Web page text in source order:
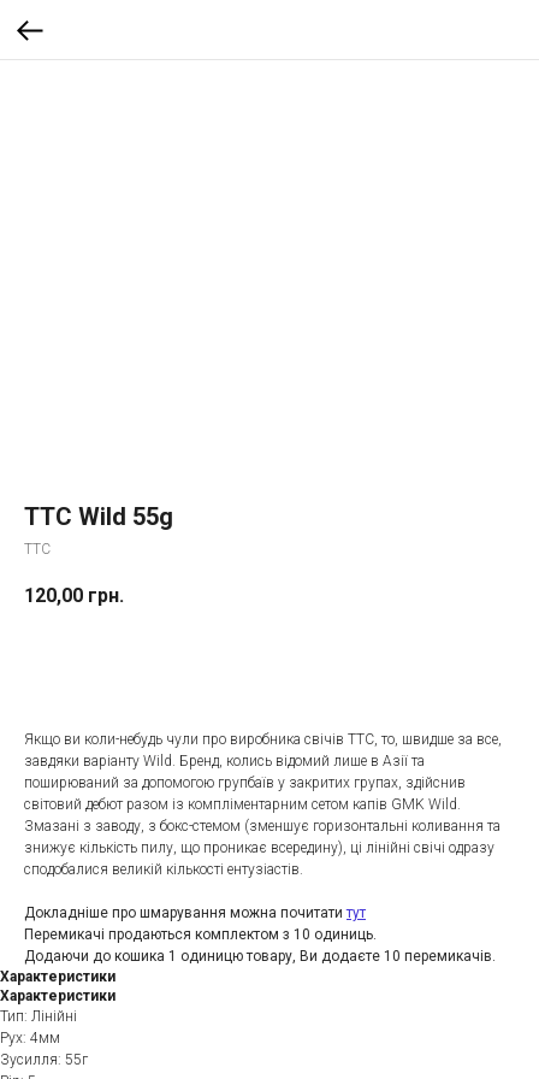
TTC Wild 55g
TTC
120,00 грн.
Якщо ви коли-небудь чули про виробника свічів TTC, то, швидше за все,
завдяки варіанту Wild. Бренд, колись відомий лише в Азії та
поширюваний за допомогою групбаїв у закритих групах, здійснив
світовий дебют разом із компліментарним сетом капів GMK Wild.
Змазані з заводу, з бокс-стемом (зменшує горизонтальні коливання та
знижує кількість пилу, що проникає всередину), ці лінійні свічі одразу
сподобалися великій кількості ентузіастів.
Докладніше про шмарування можна почитатитут
Перемикачі продаються комплектом з 10 одиниць.
Додаючи до кошика 1 одиницю товару, Ви додаєте 10 перемикачів.
Характеристики
Характеристики
Тип: Лінійні
Рух: 4мм
Зусилля: 55г